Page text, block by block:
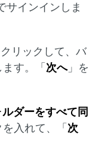
サインインしま
リックして、バ
す。「 次へ」を
ダーをすべて同
入れて、「 次